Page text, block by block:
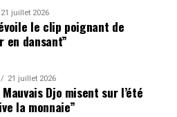
21 juillet 2026
le clip poignant de
en dansant”
21 juillet 2026
Djo misent sur l’été
la monnaie”